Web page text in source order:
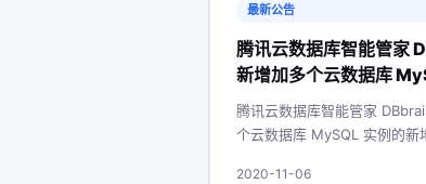
最新公告
腾讯云数据库智能管家
新增加多个云数据库
的新地域接入
腾讯云数据库智能管家
个云数据库 MySQL 实例的新
2020-11-06